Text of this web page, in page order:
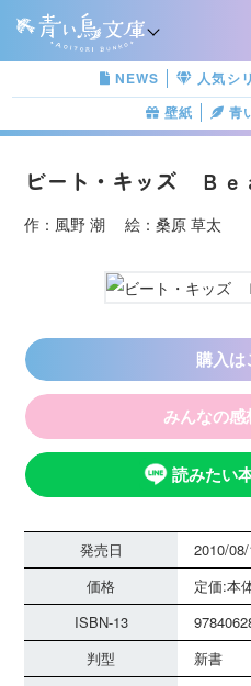
NEWS 人気シ
壁紙
青
ビート・キッズ Ｂ
作：風野 潮 絵：桑原 草太
購入は
みんなの感
読みたい
発売日
2010/
価格
定価:本
ISBN-13
判型
新書